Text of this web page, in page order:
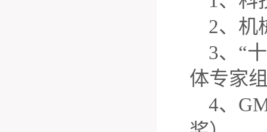
2、机
3、“
体专家
4、